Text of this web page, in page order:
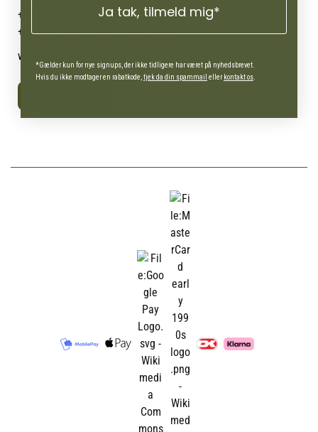
+45 7692 2900
AgroLand Vamdrup
+45 4630 0885 Webshop (Man-fre 10-16)
webshop@agroland.dk
Ja tak, tilmeld mig*
*Gælder kun for nye signups, der ikke tidligere har været på nyhedsbrevet.
Hvis du ikke modtager en rabatkode, tjek da din spammail ellerkontakt os